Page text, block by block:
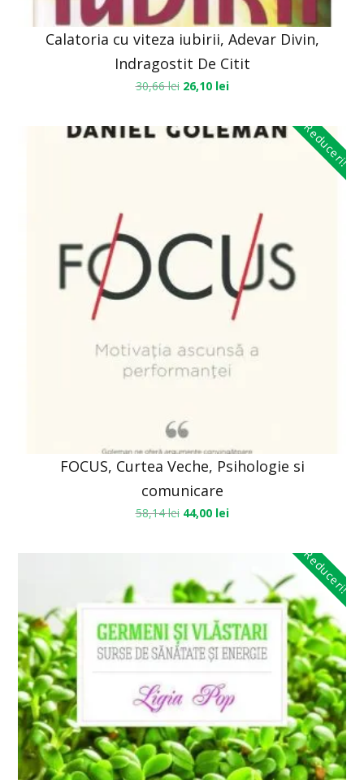
Calatoria cu viteza iubirii, Adevar Divin,
Indragostit De Citit
30,66lei 26,10 lei
Reduceri!
FOCUS, Curtea Veche, Psihologie si
comunicare
58,14lei 44,00 lei
Reduceri!